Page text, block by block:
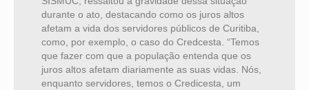
durante o ato, destacando como os juros altos
afetam a vida dos servidores públicos de Curitiba,
como, por exemplo, o caso do Credcesta. “Temos
que fazer com que a população entenda que os
juros altos afetam diariamente as suas vidas. Nós,
enquanto servidores, temos o Credicesta, um